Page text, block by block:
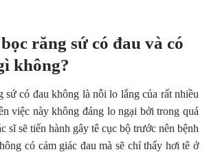
răng sứ có đau và có
không?
sứ có đau không là nỗi lo lắng của rất nhiều
việc này không đáng lo ngại bởi trong quá
sĩ sẽ tiến hành gây tê cục bộ trước nên bệnh
có cảm giác đau mà sẽ chỉ thấy hơi tê ở